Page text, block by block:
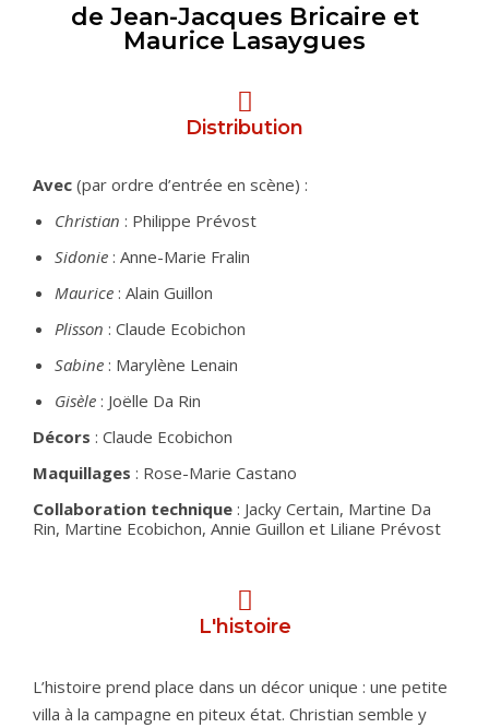
de Jean-Jacques Bricaire et
Maurice Lasaygues
Distribution
Avec (par ordre d’entrée en scène) :
Christian : Philippe Prévost
Sidonie : Anne-Marie Fralin
Maurice : Alain Guillon
Plisson : Claude Ecobichon
Sabine : Marylène Lenain
Gisèle : Joëlle Da Rin
Décors : Claude Ecobichon
Maquillages : Rose-Marie Castano
Collaboration technique : Jacky Certain, Martine Da
Rin, Martine Ecobichon, Annie Guillon et Liliane Prévost
L'histoire
L’histoire prend place dans un décor unique : une petite
villa à la campagne en piteux état. Christian semble y